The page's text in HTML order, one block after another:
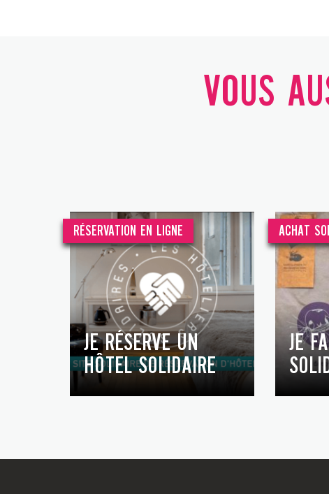
VOUS
RÉSERVATION EN LIGNE
JE RÉSERVE UN
HÔTEL SOLIDAIRE
ACHAT
JE